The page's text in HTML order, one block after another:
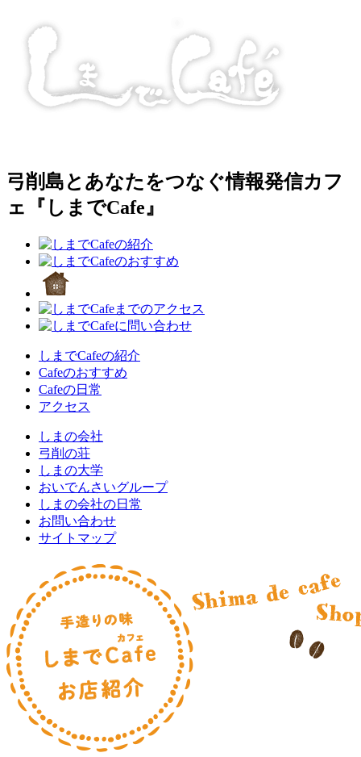
弓削島とあなたをつなぐ情報発信カフ
ェ『しまでCafe』
しまでCafeの紹介
Cafeのおすすめ
Cafeの日常
アクセス
しまの会社
弓削の荘
しまの大学
おいでんさいグループ
しまの会社の日常
お問い合わせ
サイトマップ